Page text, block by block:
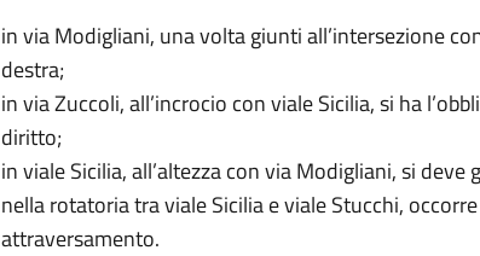
in via Modigliani, una volta giunti all’intersezione
destra;
in via Zuccoli, all’incrocio con viale Sicilia, si ha
diritto;
in viale Sicilia, all’altezza con via Modigliani, si deve
nella rotatoria tra viale Sicilia e viale Stucchi,
attraversamento.